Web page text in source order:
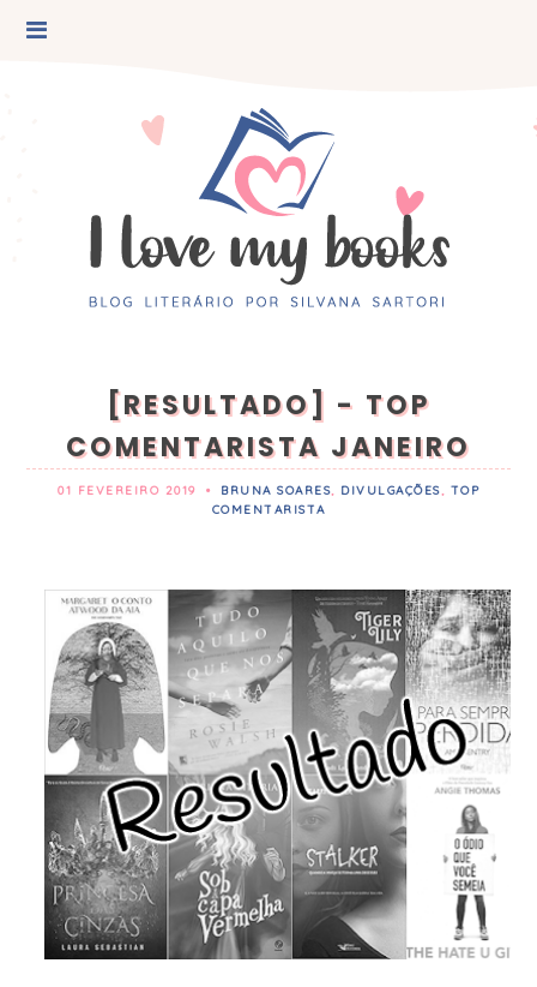
[RESULTADO] - TOP
COMENTARISTA JANEIRO
01 FEVEREIRO 2019 • BRUNA SOARES, DIVULGAÇÕES, TOP
COMENTARISTA